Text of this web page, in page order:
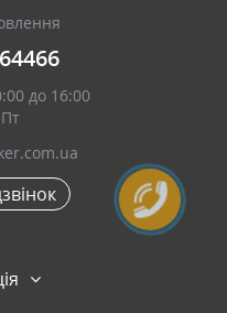
до 16:00